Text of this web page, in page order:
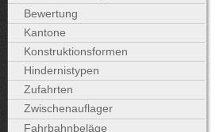
Bewertung
Kantone
Konstruktionsformen
Hindernistypen
Zufahrten
Zwischenauflager
Fahrbahnbeläge